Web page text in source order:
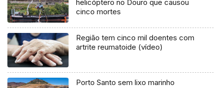
helicóptero no Douro que causou
cinco mortes
Região tem cinco mil doentes com
artrite reumatoide (vídeo)
Porto Santo sem lixo marinho